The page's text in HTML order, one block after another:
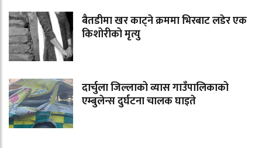
बैतडीमा खर काट्ने क्रममा भिरबाट लडेर एक
किशोरीको मृत्यु
दार्चुला जिल्लाको व्यास गाउँपालिकाको
एम्बुलेन्स दुर्घटना चालक घाइते